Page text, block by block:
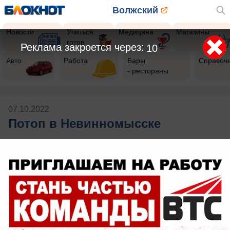
Волжский
Новости
Учиться
готов
Медицина Магазины
Авто Работа
Бары
- рестораны
07.10.2022
Потоп в Невинномысске
Подпишисьна нас в телеграм
Публикации на тему: Потоп в
10
Реклама закроется через: